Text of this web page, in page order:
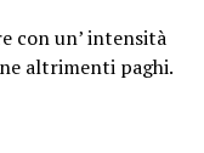
con un’ intensità
altrimenti paghi.